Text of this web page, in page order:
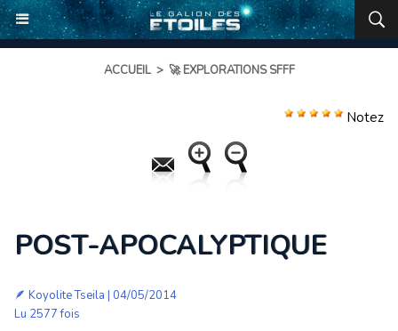
ACCUEIL > 🚀 EXPLORATIONS SFFF
Notez
POST-APOCALYPTIQUE
🪶 Koyolite Tseila | 04/05/2014
Lu 2577 fois